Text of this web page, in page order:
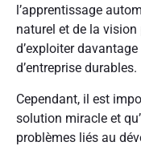
l’apprentissage
naturel et de la
d’exploiter
d’entreprise durables.
Cependant, il est
solution miracle et
problèmes liés au